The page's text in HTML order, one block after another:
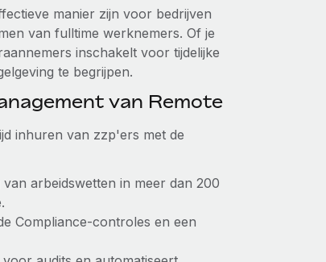
manier zijn voor bedrijven
van fulltime werknemers. Of je
inschakelt voor tijdelijke
te begrijpen.
van Remote
inhuren van zzp'ers met de
arbeidswetten in meer dan 200
Compliance-controles en een